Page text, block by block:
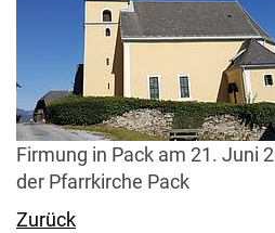
Firmung in Pack am 21. Juni
der Pfarrkirche Pack
Zurück